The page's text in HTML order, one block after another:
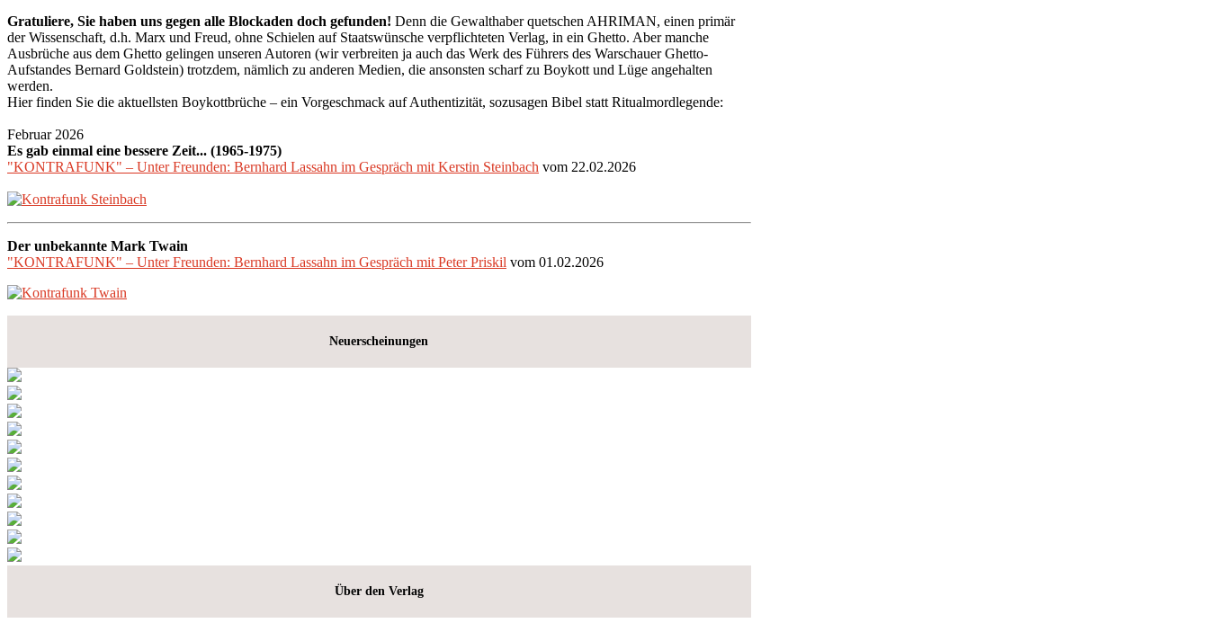
Gratuliere, Sie haben uns gegen alle Blockaden doch gefunden! Denn die Gewalthaber quetschen AHRIMAN, einen primär
der Wissenschaft, d.h. Marx und Freud, ohne Schielen auf Staatswünsche verpflichteten Verlag, in ein Ghetto. Aber manche
Ausbrüche aus dem Ghetto gelingen unseren Autoren (wir verbreiten ja auch das Werk des Führers des Warschauer Ghetto-
Aufstandes Bernard Goldstein) trotzdem, nämlich zu anderen Medien, die ansonsten scharf zu Boykott und Lüge angehalten
werden.
Hier finden Sie die aktuellsten Boykottbrüche – ein Vorgeschmack auf Authentizität, sozusagen Bibel statt Ritualmordlegende:
Februar 2026
Es gab einmal eine bessere Zeit... (1965-1975)
"KONTRAFUNK" – Unter Freunden: Bernhard Lassahn im Gespräch mit Kerstin Steinbach vom 22.02.2026
Der unbekannte Mark Twain
"KONTRAFUNK" – Unter Freunden: Bernhard Lassahn im Gespräch mit Peter Priskil vom 01.02.2026
Neuerscheinungen
Über den Verlag